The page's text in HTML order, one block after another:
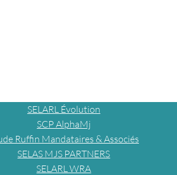
SELARL Évolution
SCP AlphaMj
Ruffin Mandataires & Associés
SELAS MJS PARTNERS
SELARL WRA